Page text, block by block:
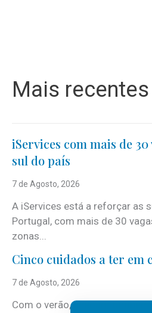
Mais recentes
iServices com mais de
sul do país
7 de Agosto, 2026
A iServices está a reforçar as
Portugal, com mais de 30
zonas...
Cinco cuidados a ter em
7 de Agosto, 2026
Com o verão, chegam